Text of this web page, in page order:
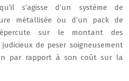
s’agisse d’un système de
métallisée ou d’un pack de
sur le montant des
de peser soigneusement
par rapport à son coût sur la